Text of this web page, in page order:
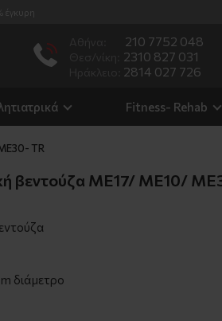
έγκυρη
210 7752 048
2310 827 031
2814 027 726
Fitness- Rehab
TR
βεντούζα ΜΕ17/ ΜΕ10/
διάμετρο